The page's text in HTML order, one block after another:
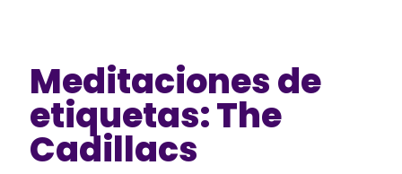
Meditaciones de
etiquetas: The
Cadillacs